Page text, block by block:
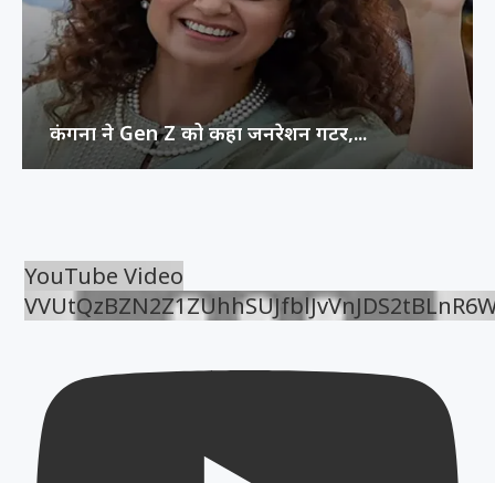
YouTube Video
कंगना ने Gen Z को कहा जनरेशन गटर,...